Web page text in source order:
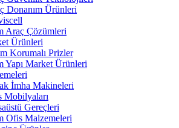
Donanım Ürünleri
Araç Çözümleri
Ürünleri
Korumalı Prizler
Yapı Market Ürünleri
İmha Makineleri
Mobilyaları
Gereçleri
Ofis Malzemeleri